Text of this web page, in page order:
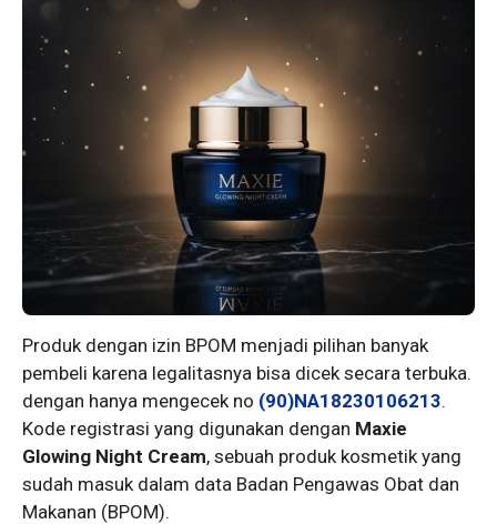
Produk dengan izin BPOM menjadi pilihan banyak
pembeli karena legalitasnya bisa dicek secara terbuka.
dengan hanya mengecek no (90)NA18230106213.
Kode registrasi yang digunakan dengan Maxie
Glowing Night Cream, sebuah produk kosmetik yang
sudah masuk dalam data Badan Pengawas Obat dan
Makanan (BPOM).